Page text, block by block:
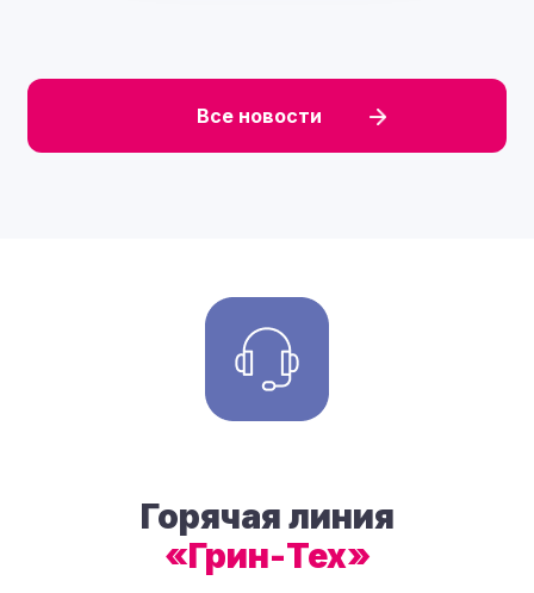
Все новости
Горячая линия
«Грин-Тех»